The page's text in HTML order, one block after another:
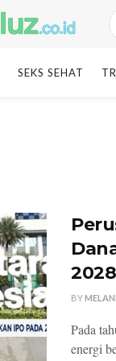
SEKS SEHAT
2028
BYMELANI
Pada
energi